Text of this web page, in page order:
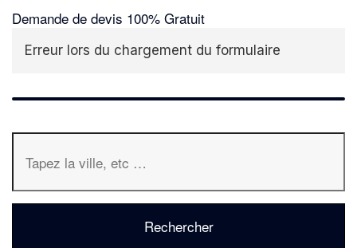
Demande de devis 100% Gratuit
Erreur lors du chargement du formulaire